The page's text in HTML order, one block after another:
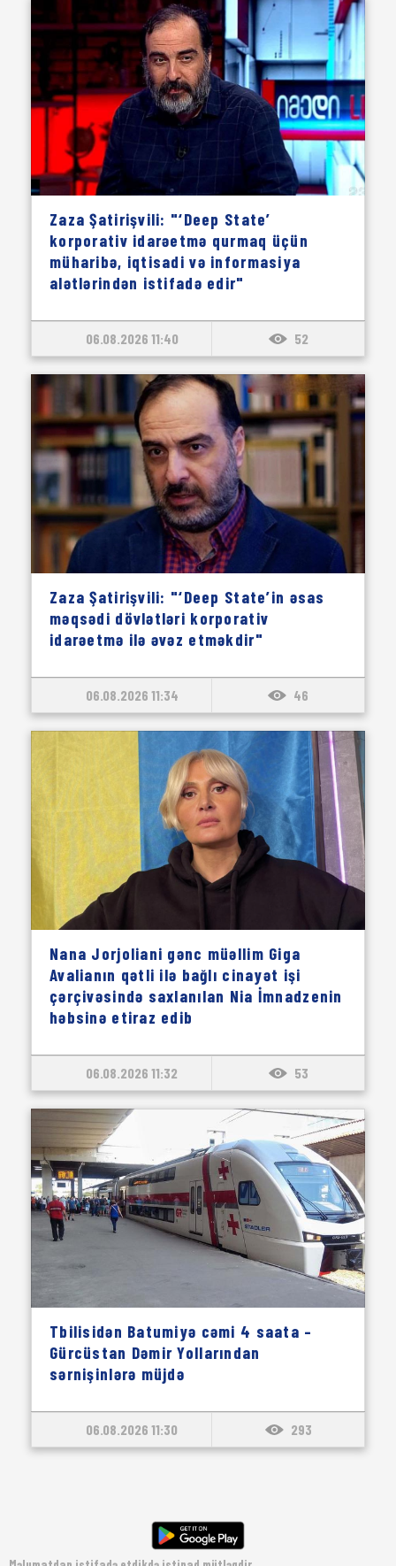
Zaza Şatirişvili: "‘Deep State’
korporativ idarəetmə qurmaq üçün
müharibə, iqtisadi və informasiya
alətlərindən istifadə edir"
06.08.2026 11:40 52
Zaza Şatirişvili: "‘Deep State’in əsas
məqsədi dövlətləri korporativ
idarəetmə ilə əvəz etməkdir"
06.08.2026 11:34 46
Nana Jorjoliani gənc müəllim Giga
Avalianın qətli ilə bağlı cinayət işi
çərçivəsində saxlanılan Nia İmnadzenin
həbsinə etiraz edib
06.08.2026 11:32 53
Tbilisidən Batumiyə cəmi 4 saata –
Gürcüstan Dəmir Yollarından
sərnişinlərə müjdə
06.08.2026 11:30 293